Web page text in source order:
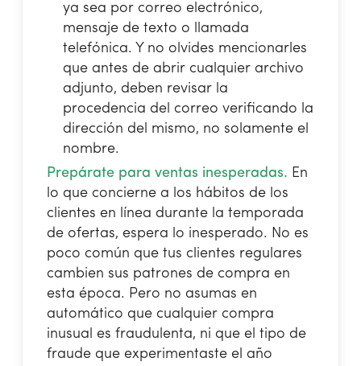
ya sea por correo electrónico,
mensaje de texto o llamada
telefónica. Y no olvides mencionarles
que antes de abrir cualquier archivo
adjunto, deben revisar la
procedencia del correo verificando la
dirección del mismo, no solamente el
nombre.
Prepárate para ventas inesperadas. En
lo que concierne a los hábitos de los
clientes en línea durante la temporada
de ofertas, espera lo inesperado. No es
poco común que tus clientes regulares
cambien sus patrones de compra en
esta época. Pero no asumas en
automático que cualquier compra
inusual es fraudulenta, ni que el tipo de
fraude que experimentaste el año